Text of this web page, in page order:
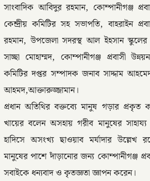
সাংবাদিক আবিদুর রহমান, কোম্পানীগঞ্জ
কেন্দ্রীয় কমিটির সহ সভাপতি, বাহরাইন
রহমান, উপজেলা সদরস্থ আল ইহসান স্কুলের
সাচ্ছা মোহাম্মদ, কোম্পানীগঞ্জ প্রবাসী
কমিটির দপ্তর সম্পাদক জনাব সাদ্দাম
আহমদ,আক্তারুজ্জামান।
প্রধান অতিথির বক্তব্যে মানুষ গড়ার
খায়ের বলেন অসহায় গরীব মানুষের
হাদিসে অসংখ্য ছাওয়াব মর্যাদার উল্লেখ
মানুষের পাশে দাঁড়ানোর জন্য কোম্পানীগঞ্জ
সবাইকে ধন্যবাদ ও কৃতজ্ঞতা জ্ঞাপন করেন।